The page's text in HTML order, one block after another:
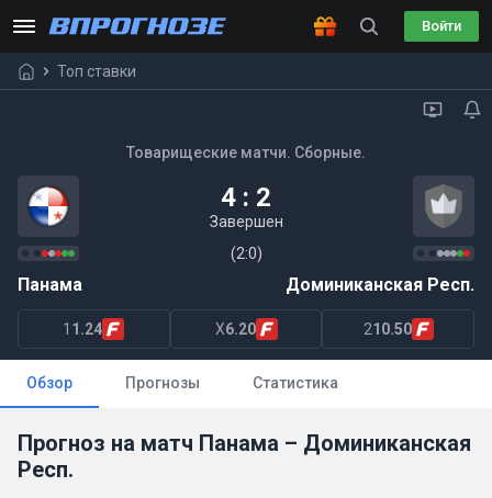
Войти
Топ ставки
Товарищеские матчи. Сборные.
4 : 2
Завершен
(2:0)
Панама Доминиканская Респ.
1 1.24 X6.20 210.50
Обзор Прогнозы Статистика
Прогноз на матч Панама – Доминиканская
Респ.